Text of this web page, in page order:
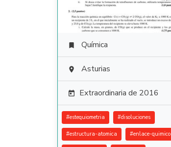
 Química
 Asturias
 Extraordinaria de 2016
#estequiometria #disoluciones
#estructura-atomica #enlace-quimico